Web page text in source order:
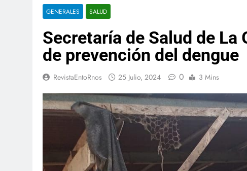
GENERALES SALUD
Secretaría de Salud de La
de prevención del dengue
RevistaEntoRnos 25 Julio, 2024 0 3 Mins